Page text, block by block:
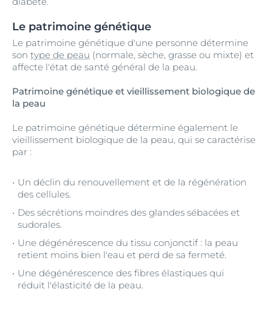
Le patrimoine génétique
Le patrimoine génétique d'une personne détermine
son type de peau (normale, sèche, grasse ou mixte) et
affecte l'état de santé général de la peau.
Patrimoine génétique et vieillissement biologique de
la peau
Le patrimoine génétique détermine également le
vieillissement biologique de la peau, qui se caractérise
par :
Un déclin du renouvellement et de la régénération
des cellules.
Des sécrétions moindres des glandes sébacées et
sudorales.
Une dégénérescence du tissu conjonctif : la peau
retient moins bien l'eau et perd de sa fermeté.
Une dégénérescence des fibres élastiques qui
réduit l'élasticité de la peau.